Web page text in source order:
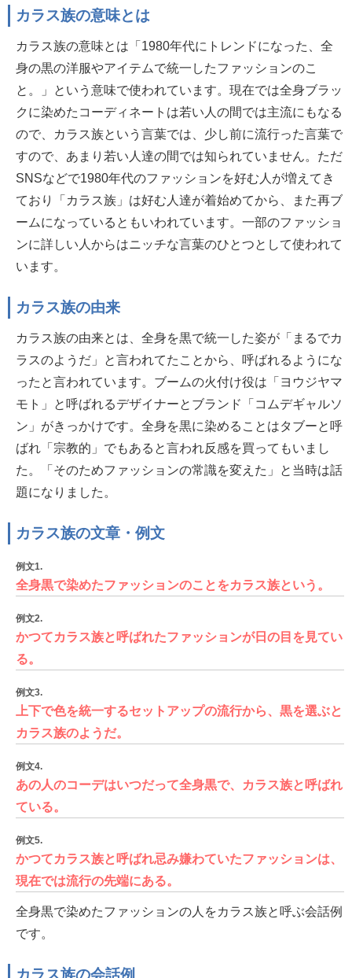
カラス族の意味とは
カラス族の意味とは「1980年代にトレンドになった、全
身の黒の洋服やアイテムで統一したファッションのこ
と。」という意味で使われています。現在では全身ブラッ
クに染めたコーディネートは若い人の間では主流にもなる
ので、カラス族という言葉では、少し前に流行った言葉で
すので、あまり若い人達の間では知られていません。ただ
SNSなどで1980年代のファッションを好む人が増えてき
ており「カラス族」は好む人達が着始めてから、また再ブ
ームになっているともいわれています。一部のファッショ
ンに詳しい人からはニッチな言葉のひとつとして使われて
います。
カラス族の由来
カラス族の由来とは、全身を黒で統一した姿が「まるでカ
ラスのようだ」と言われてたことから、呼ばれるようにな
ったと言われています。ブームの火付け役は「ヨウジヤマ
モト」と呼ばれるデザイナーとブランド「コムデギャルソ
ン」がきっかけです。全身を黒に染めることはタブーと呼
ばれ「宗教的」でもあると言われ反感を買ってもいまし
た。「そのためファッションの常識を変えた」と当時は話
題になりました。
カラス族の文章・例文
例文1.
全身黒で染めたファッションのことをカラス族という。
例文2.
かつてカラス族と呼ばれたファッションが日の目を見てい
る。
例文3.
上下で色を統一するセットアップの流行から、黒を選ぶと
カラス族のようだ。
例文4.
あの人のコーデはいつだって全身黒で、カラス族と呼ばれ
ている。
例文5.
かつてカラス族と呼ばれ忌み嫌わていたファッションは、
現在では流行の先端にある。
全身黒で染めたファッションの人をカラス族と呼ぶ会話例
です。
カラス族の会話例